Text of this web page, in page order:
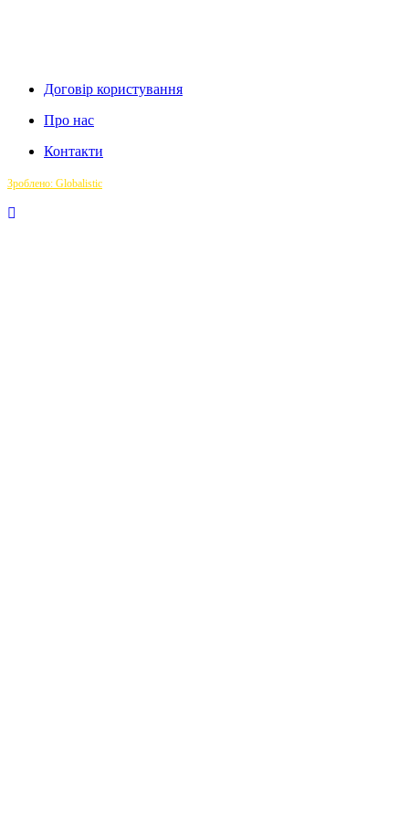
Договір користування
Про нас
Контакти
Зроблено: Globalistic